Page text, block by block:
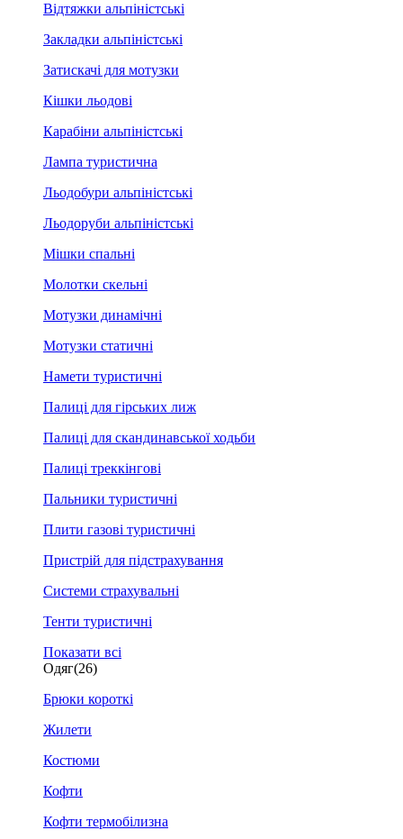
Відтяжки альпіністські
Закладки альпіністські
Затискачі для мотузки
Кішки льодові
Карабіни альпіністські
Лампа туристична
Льодобури альпіністські
Льодоруби альпіністські
Мішки спальні
Молотки скельні
Мотузки динамічні
Мотузки статичні
Намети туристичні
Палиці для гірських лиж
Палиці для скандинавської ходьби
Палиці треккінгові
Пальники туристичні
Плити газові туристичні
Пристрій для підстрахування
Системи страхувальні
Тенти туристичні
Показати всі
Одяг(26)
Брюки короткі
Жилети
Костюми
Кофти
Кофти термобілизна